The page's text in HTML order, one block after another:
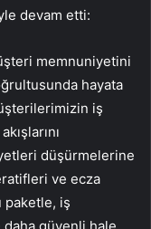
devam etti:
memnuniyetini
hayata
iş
düşürmelerine
ve ecza
paketle, iş